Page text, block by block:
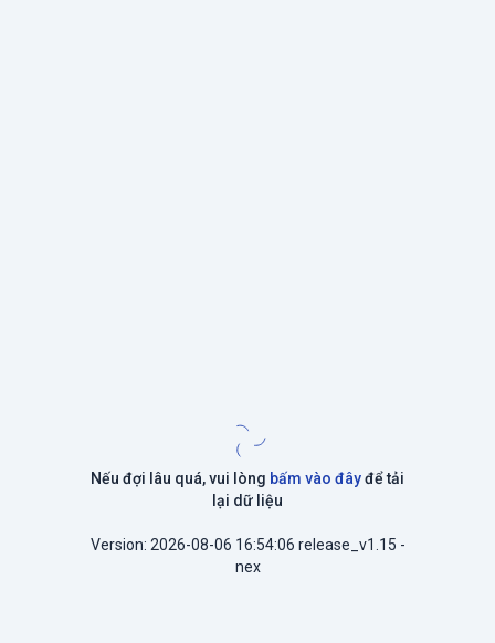
Nếu đợi lâu quá, vui lòng bấm vào đâyđể tải
lại dữ liệu
Version: 2026-08-06 16:54:06 release_v1.15 -
nex